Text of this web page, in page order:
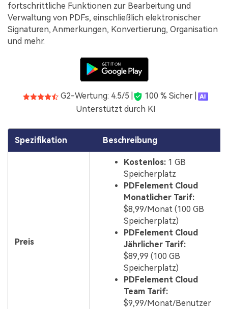
fortschrittliche Funktionen zur Bearbeitung und
Verwaltung von PDFs, einschließlich elektronischer
Signaturen, Anmerkungen, Konvertierung, Organisation
und mehr.
G2-Wertung: 4.5/5 |
100 % Sicher |
Unterstützt durch KI
Spezifikation Beschreibung
Preis
Kostenlos:1 GB
Speicherplatz
PDFelement Cloud
Monatlicher Tarif:
$8,99/Monat (100 GB
Speicherplatz)
PDFelement Cloud
Jährlicher Tarif:
$89,99 (100 GB
Speicherplatz)
PDFelement Cloud
Team Tarif:
$9,99/Monat/Benutzer